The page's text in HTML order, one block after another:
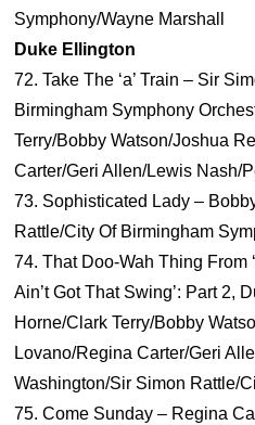
Symphony/Wayne Marshall
Duke Ellington
72. Take The ‘a’ Train – Sir
Birmingham Symphony
Terry/Bobby Watson/Joshua
Carter/Geri Allen/Lewis Nash/
73. Sophisticated Lady –
Rattle/City Of Birmingham
74. That Doo-Wah Thing From
Ain’t Got That Swing’: Part 2,
Horne/Clark Terry/Bobby
Lovano/Regina Carter/Geri
Washington/Sir Simon Rattle/
75. Come Sunday – Regina